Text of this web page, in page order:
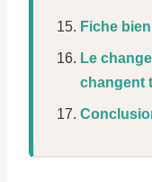
Fiche
Le
changent